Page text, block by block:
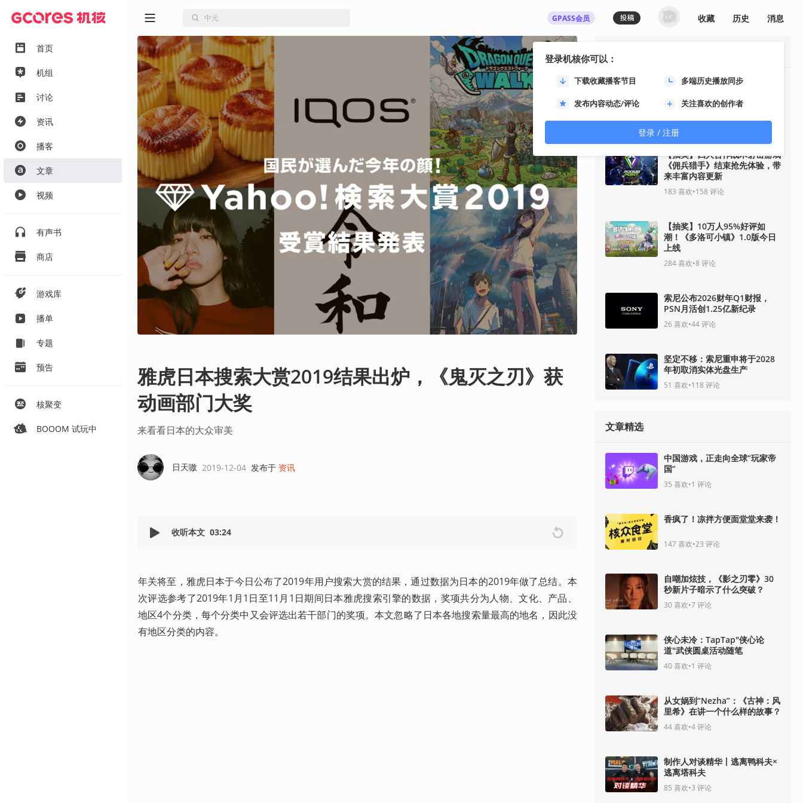
首页
机组
讨论
资讯
播客
文章
视频
有声书
商店
游戏库
播单
专题
预告
核聚变
BOOOM 试玩中
GPASS会员
登录机核你可以：
下载收藏播客节目 多端历史播放同步
发布内容动态/评论 关注喜欢的创作者
登录 / 注册
收藏 历史 消息
雅虎日本搜索大赏2019结果出炉，《鬼灭之刃》获
动画部门大奖
来看看日本的大众审美
日天嗷 2019-12-04 发布于 资讯
收听本文 03:24
年关将至，雅虎日本于今日公布了2019年用户搜索大赏的结果，通过数据为日本的2019年做了总结。本
次评选参考了2019年1月1日至11月1日期间日本雅虎搜索引擎的数据，奖项共分为人物、文化、产品、
地区4个分类，每个分类中又会评选出若干部门的奖项。本文忽略了日本各地搜索量最高的地名，因此没
有地区分类的内容。
最热资讯
《影之刃零》8月12日开启预
晓！
91喜欢•33评论
【抽奖】四人合作战术射击游戏
《佣兵猎手》结束抢先体验，带
来丰富内容更新
183 喜欢•158 评论
【抽奖】10万人95%好评如
潮！《多洛可小镇》1.0版今日
上线
284喜欢•8 评论
索尼公布2026财年Q1财报，
PSN月活创1.25亿新纪录
26喜欢•44评论
坚定不移：索尼重申将于2028
年初取消实体光盘生产
51 喜欢•118 评论
文章精选
中国游戏，正走向全球“玩家帝
国”
35 喜欢•1 评论
香疯了！凉拌方便面堂堂来袭！
147喜欢•23 评论
自嘲加炫技，《影之刃零》30
秒新片子暗示了什么突破？
30喜欢•7评论
侠心未冷：TapTap"侠心论
道"武侠圆桌活动随笔
40喜欢•1 评论
从女娲到“Nezha”：《古神：风
里希》在讲一个什么样的故事？
44喜欢•4评论
制作人对谈精华丨逃离鸭科夫×
逃离塔科夫
85 喜欢•3 评论